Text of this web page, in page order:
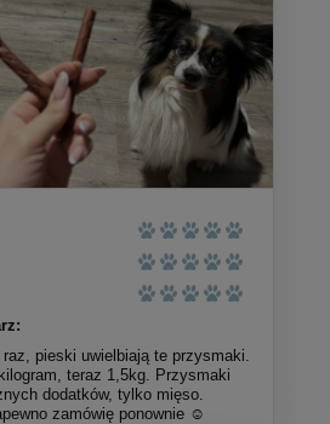
pieski uwielbiają te przysmaki.
teraz 1,5kg. Przysmaki
dodatków, tylko mięso.
zamówię ponownie ☺️